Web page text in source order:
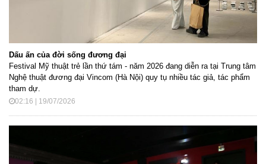
Dấu ấn của đời sống đương đại
Festival Mỹ thuật trẻ lần thứ tám - năm 2026 đang diễn ra tại Trung tâm
Nghệ thuật đương đại Vincom (Hà Nội) quy tụ nhiều tác giả, tác phẩm
tham dự.
02:16 | 19/07/2026